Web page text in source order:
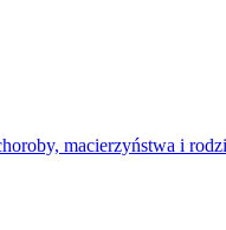
macierzyństwa i